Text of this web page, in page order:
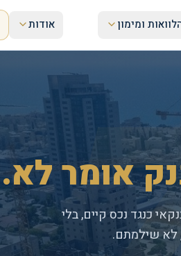
ומימון אודות
אומר לא.
כנגד נכס קיים, בלי
לא שילמתם.